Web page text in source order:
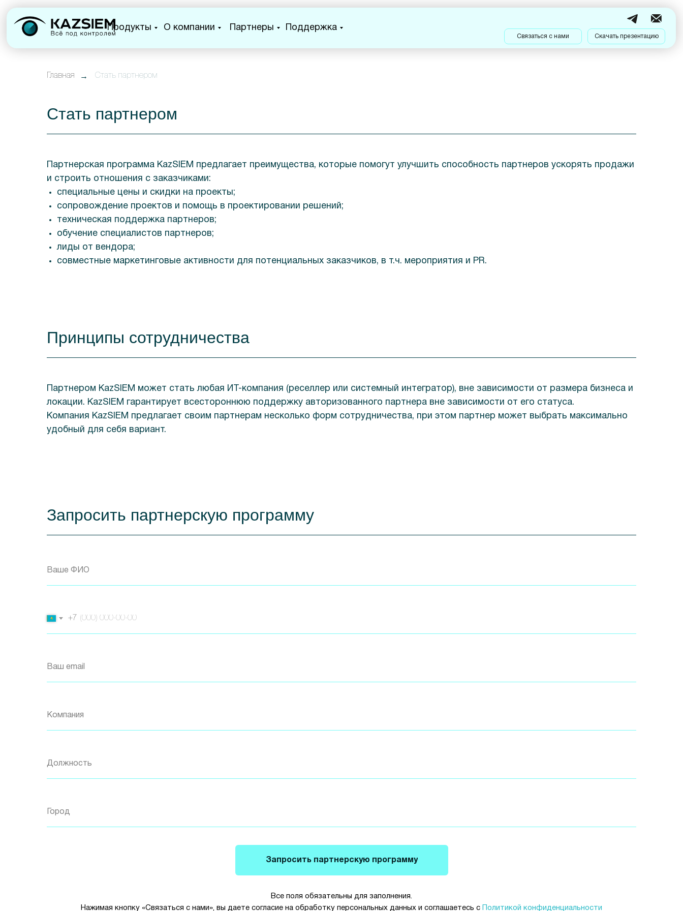
Продукты
Скачать презентацию
Связаться с нами
О компании Партнеры Поддержка
Главная → Стать партнером
Стать партнером
Партнерская программа KazSIEM предлагает преимущества, которые помогут улучшить способность партнеров ускорять продажи
и строить отношения с заказчиками:
специальные цены и скидки на проекты;
сопровождение проектов и помощь в проектировании решений;
техническая поддержка партнеров;
обучение специалистов партнеров;
лиды от вендора;
совместные маркетинговые активности для потенциальных заказчиков, в т.ч. мероприятия и PR.
Принципы сотрудничества
Партнером KazSIEM может стать любая ИТ-компания (реселлер или системный интегратор), вне зависимости от размера бизнеса и
локации. KazSIEM гарантирует всестороннюю поддержку авторизованного партнера вне зависимости от его статуса.
Компания KazSIEM предлагает своим партнерам несколько форм сотрудничества, при этом партнер может выбрать максимально
удобный для себя вариант.
Запросить партнерскую программу
Ваше ФИО
+7
Ваш email
Компания
Должность
Город
Запросить партнерскую программу
Все поля обязательны для заполнения.
Нажимая кнопку «Связаться с нами», вы даете согласие на обработку персональных данных и соглашаетесь c
Политикой конфиденциальности